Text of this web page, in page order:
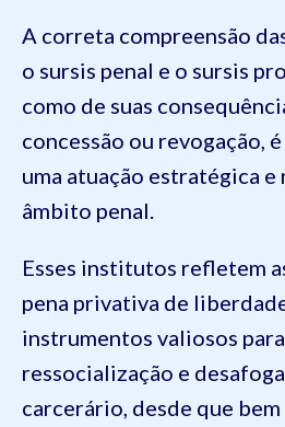
A correta compreensão
o sursis penal e o sursis
como de suas
concessão ou revogação,
uma atuação estratégica e
âmbito penal.
Esses institutos refletem
pena privativa de
instrumentos valiosos
ressocialização e
carcerário, desde que